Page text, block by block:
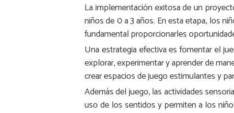
La implementación exitosa de un
niños de 0 a 3 años. En esta etapa, los
fundamental proporcionarles
Una estrategia efectiva es fomentar el
explorar, experimentar y aprender de
crear espacios de juego estimulantes y
Además del juego, las actividades
uso de los sentidos y permiten a los